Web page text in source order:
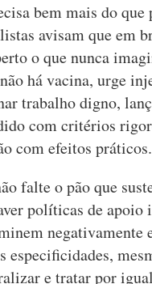
bem mais do que
avisam que em
o que nunca
há vacina, urge
trabalho digno,
com critérios
com efeitos práticos.
falte o pão que
políticas de apoio
negativamente
especificidades,
e tratar por